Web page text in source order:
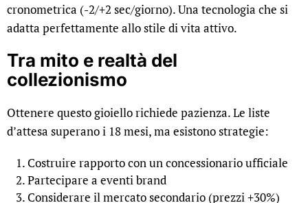
cronometrica (-2/+2 sec/giorno). Una tecnologia che si
adatta perfettamente allo stile di vita attivo.
Tra mito e realtà del
collezionismo
Ottenere questo gioiello richiede pazienza. Le liste
d’attesa superano i 18 mesi, ma esistono strategie:
Costruire rapporto con un concessionario ufficiale
Partecipare a eventi brand
Considerare il mercato secondario (prezzi +30%)